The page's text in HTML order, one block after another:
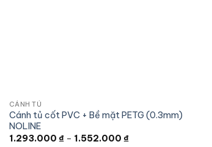
CÁNH TỦ
Cánh tủ cốt PVC + Bề mặt PETG (0.3mm)
NOLINE
1.293.000 ₫ – 1.552.000 ₫Khoảng